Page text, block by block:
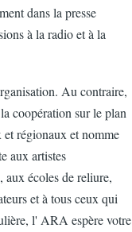
dans la presse
à la radio et à la
Au contraire,
coopération sur le plan
régionaux et nomme
aux artistes
écoles de reliure,
et à tous ceux qui
l' ARA espère votre